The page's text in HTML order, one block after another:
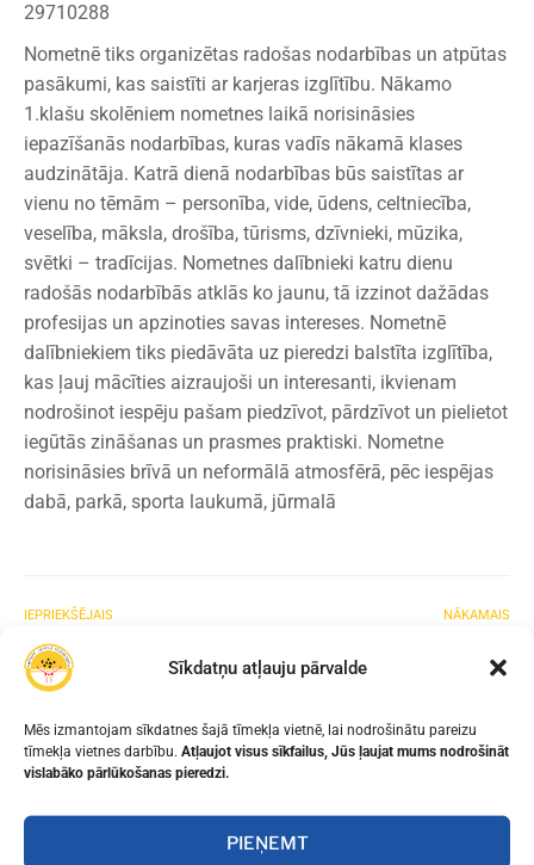
Sīkdatņu atļauju pārvalde
Mēs izmantojam sīkdatnes šajā tīmekļa vietnē, lai nodrošinātu pareizu
tīmekļa vietnes darbību. Atļaujot visus sīkfailus, Jūs ļaujat mums nodrošināt
vislabāko pārlūkošanas pieredzi.
PIEŅEMT
29710288
Nometnē tiks organizētas radošas nodarbības un atpūtas
pasākumi, kas saistīti ar karjeras izglītību. Nākamo
1.klašu skolēniem nometnes laikā norisināsies
iepazīšanās nodarbības, kuras vadīs nākamā klases
audzinātāja. Katrā dienā nodarbības būs saistītas ar
vienu no tēmām – personība, vide, ūdens, celtniecība,
veselība, māksla, drošība, tūrisms, dzīvnieki, mūzika,
svētki – tradīcijas. Nometnes dalībnieki katru dienu
radošās nodarbībās atklās ko jaunu, tā izzinot dažādas
profesijas un apzinoties savas intereses. Nometnē
dalībniekiem tiks piedāvāta uz pieredzi balstīta izglītība,
kas ļauj mācīties aizraujoši un interesanti, ikvienam
nodrošinot iespēju pašam piedzīvot, pārdzīvot un pielietot
iegūtās zināšanas un prasmes praktiski. Nometne
norisināsies brīvā un neformālā atmosfērā, pēc iespējas
dabā, parkā, sporta laukumā, jūrmalā
IEPRIEKŠĒJAIS
SKOLĒNU SASNIEGUMI
NĀKAMAIS